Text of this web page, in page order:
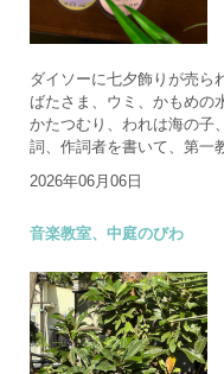
ダイソーに七夕飾りが売ら
ばたさま、ウミ、かもめの
かたつむり、われは海の子
詞、作詞者を書いて、第
2026年06月06日
音楽教室、中庭のびわ